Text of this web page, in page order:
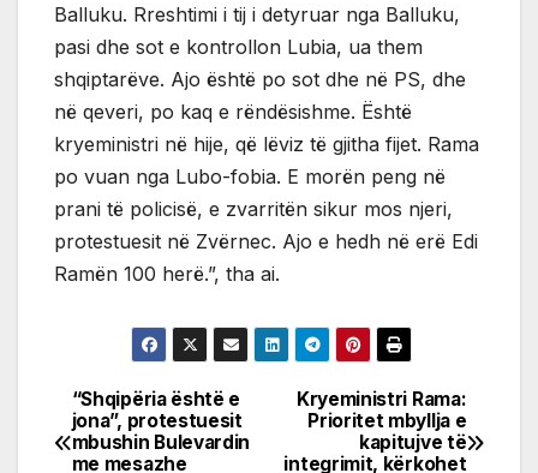
Balluku. Rreshtimi i tij i detyruar nga Balluku,
pasi dhe sot e kontrollon Lubia, ua them
shqiptarëve. Ajo është po sot dhe në PS, dhe
në qeveri, po kaq e rëndësishme. Është
kryeministri në hije, që lëviz të gjitha fijet. Rama
po vuan nga Lubo-fobia. E morën peng në
prani të policisë, e zvarritën sikur mos njeri,
protestuesit në Zvërnec. Ajo e hedh në erë Edi
Ramën 100 herë.”, tha ai.
Post
navigation
Kryeministri Rama:
Prioritet mbyllja e
kapitujve të
integrimit, kërkohet
“Shqipëria është e
jona”, protestuesit
mbushin Bulevardin
me mesazhe